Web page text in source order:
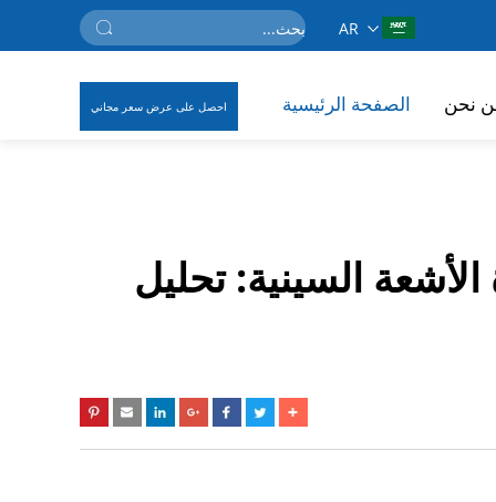
AR
الصفحة الرئيسية نحن احصل على عرض سعر مجاني
السينية: تحليل